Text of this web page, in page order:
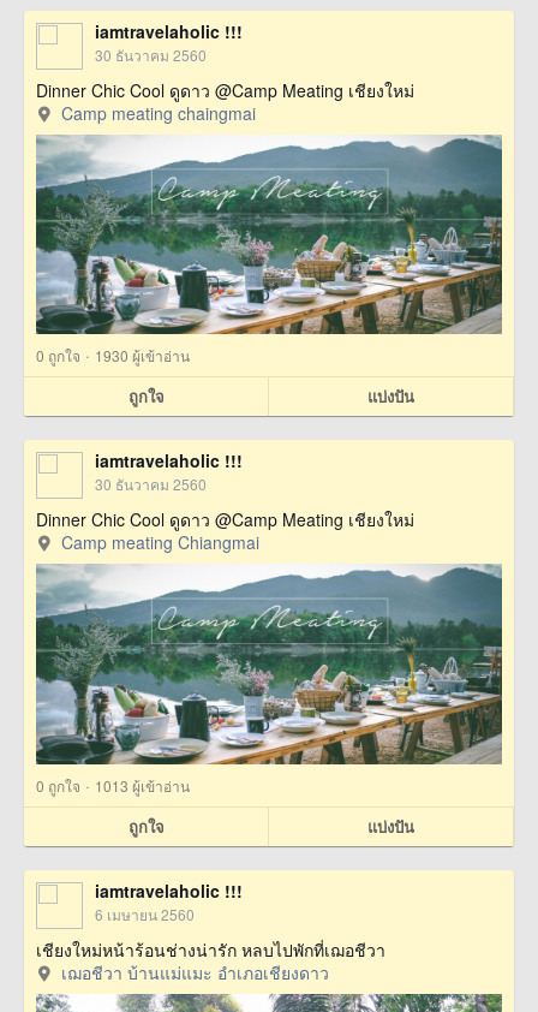
iamtravelaholic !!!
30 ธันวาคม 2560
Dinner Chic Cool ดูดาว @Camp Meating เชียงใหม่
Camp meating chaingmai
0 ถูกใจ · 1930 ผู้เข้าอ่าน
ถูกใจ แบ่งปัน
iamtravelaholic !!!
30 ธันวาคม 2560
Dinner Chic Cool ดูดาว @Camp Meating เชียงใหม่
Camp meating Chiangmai
0 ถูกใจ · 1013 ผู้เข้าอ่าน
ถูกใจ แบ่งปัน
iamtravelaholic !!!
6 เมษายน 2560
เชียงใหม่หน้าร้อนช่างน่ารัก หลบไปพักที่เฌอชีวา
เฌอชีวา บ้านแม่แมะ อำเภอเชียงดาว